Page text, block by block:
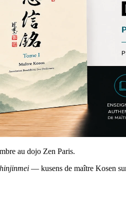
au dojo Zen Paris.
— kusens de maître Kosen